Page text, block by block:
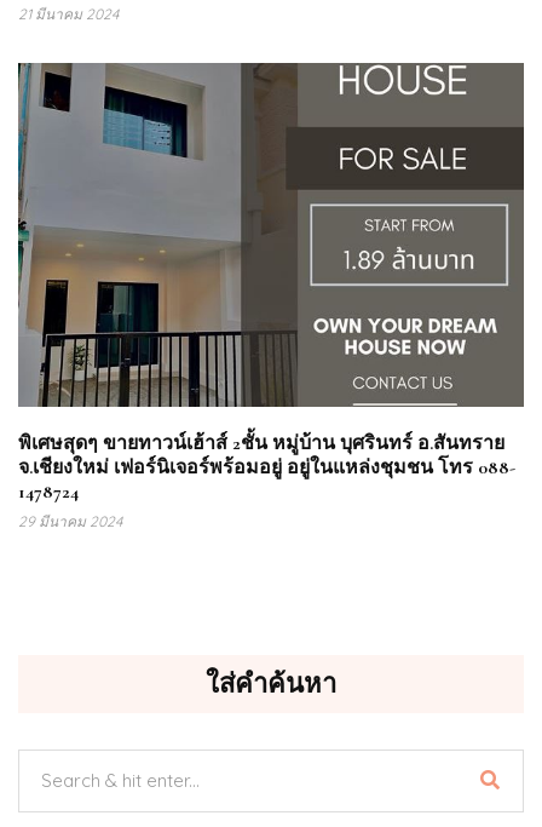
21 มีนาคม 2024
พิเศษสุดๆ ขายทาวน์เฮ้าส์ 2ชั้น หมู่บ้าน บุศรินทร์ อ.สันทราย
จ.เชียงใหม่ เฟอร์นิเจอร์พร้อมอยู่ อยู่ในแหล่งชุมชน โทร 088-
1478724
29 มีนาคม 2024
ใส่คำค้นหา